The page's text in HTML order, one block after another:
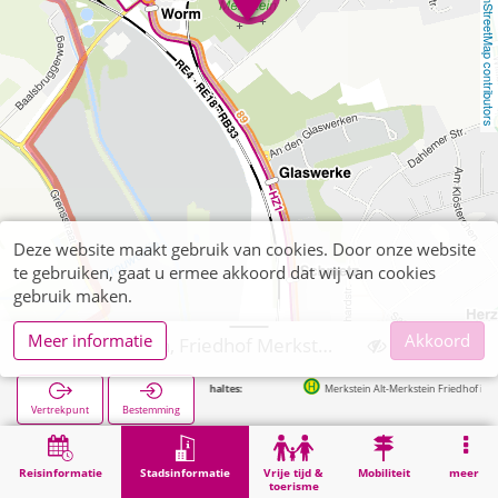
OpenStreetMap contributors
Reisinformatie Stadsinformatie
Vrije tijd &
toerisme
Mobiliteit meer
Vertrekpunt Bestemming
Volgende haltes: Merkstein Alt-Merkstein Friedhof in 142m
Stadsinformatie Begraafplaatsen Herzogenrath, Friedhof Merkstein
Deze website maakt gebruik van cookies. Door onze website
te gebruiken, gaat u ermee akkoord dat wij van cookies
gebruik maken.
Meer informatie
Akkoord